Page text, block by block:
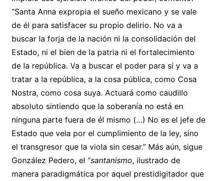
“Santa Anna expropia el sueño mexicano y se vale
de él para satisfacer su propio delirio. No va a
buscar la forja de la nación ni la consolidación del
Estado, ni el bien de la patria ni el fortalecimiento
de la república. Va a buscar el poder para sí y va a
tratar a la república, a la cosa pública, como Cosa
Nostra, como cosa suya. Actuará como caudillo
absoluto sintiendo que la soberanía no está en
ninguna parte fuera de él mismo (…) No es el jefe de
Estado que vela por el cumplimiento de la ley, sino
el transgresor que la viola sin cesar.” Más aún, sigue
González Pedero, el “santanismo, ilustrado de
manera paradigmática por aquel prestidigitador que